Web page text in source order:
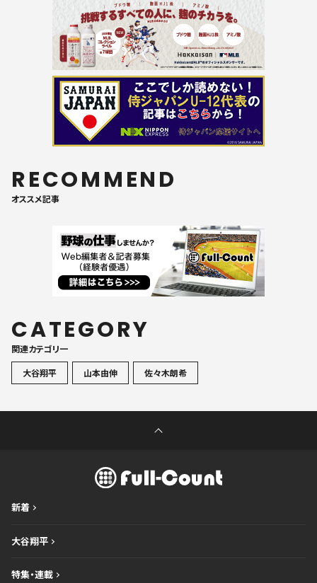
RECOMMEND
オススメ記事
CATEGORY
関連カテゴリ一
大谷翔平
山本由伸 佐々木朗希
新着
大谷翔平
特集・連載